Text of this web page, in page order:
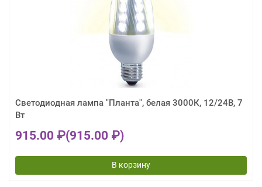
Светодиодная лампа "Планта", белая 3000К, 12/24В, 7
Вт
915.00 ₽(915.00 ₽)
В корзину